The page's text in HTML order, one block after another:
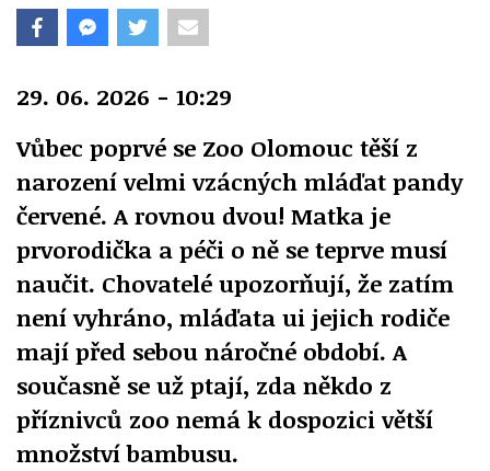
29. 06. 2026 - 10:29
Vůbec poprvé se Zoo Olomouc těší z
narození velmi vzácných mláďat pandy
červené. A rovnou dvou! Matka je
prvorodička a péči o ně se teprve musí
naučit. Chovatelé upozorňují, že zatím
není vyhráno, mláďata ui jejich rodiče
mají před sebou náročné období. A
současně se už ptají, zda někdo z
příznivců zoo nemá k dospozici větší
množství bambusu.